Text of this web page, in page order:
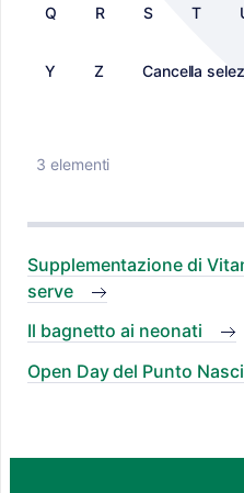
Q R S T
Y Z Cancella
3 elementi
Supplementazione di
serve
Il bagnetto ai neonati
Open Day del Punto